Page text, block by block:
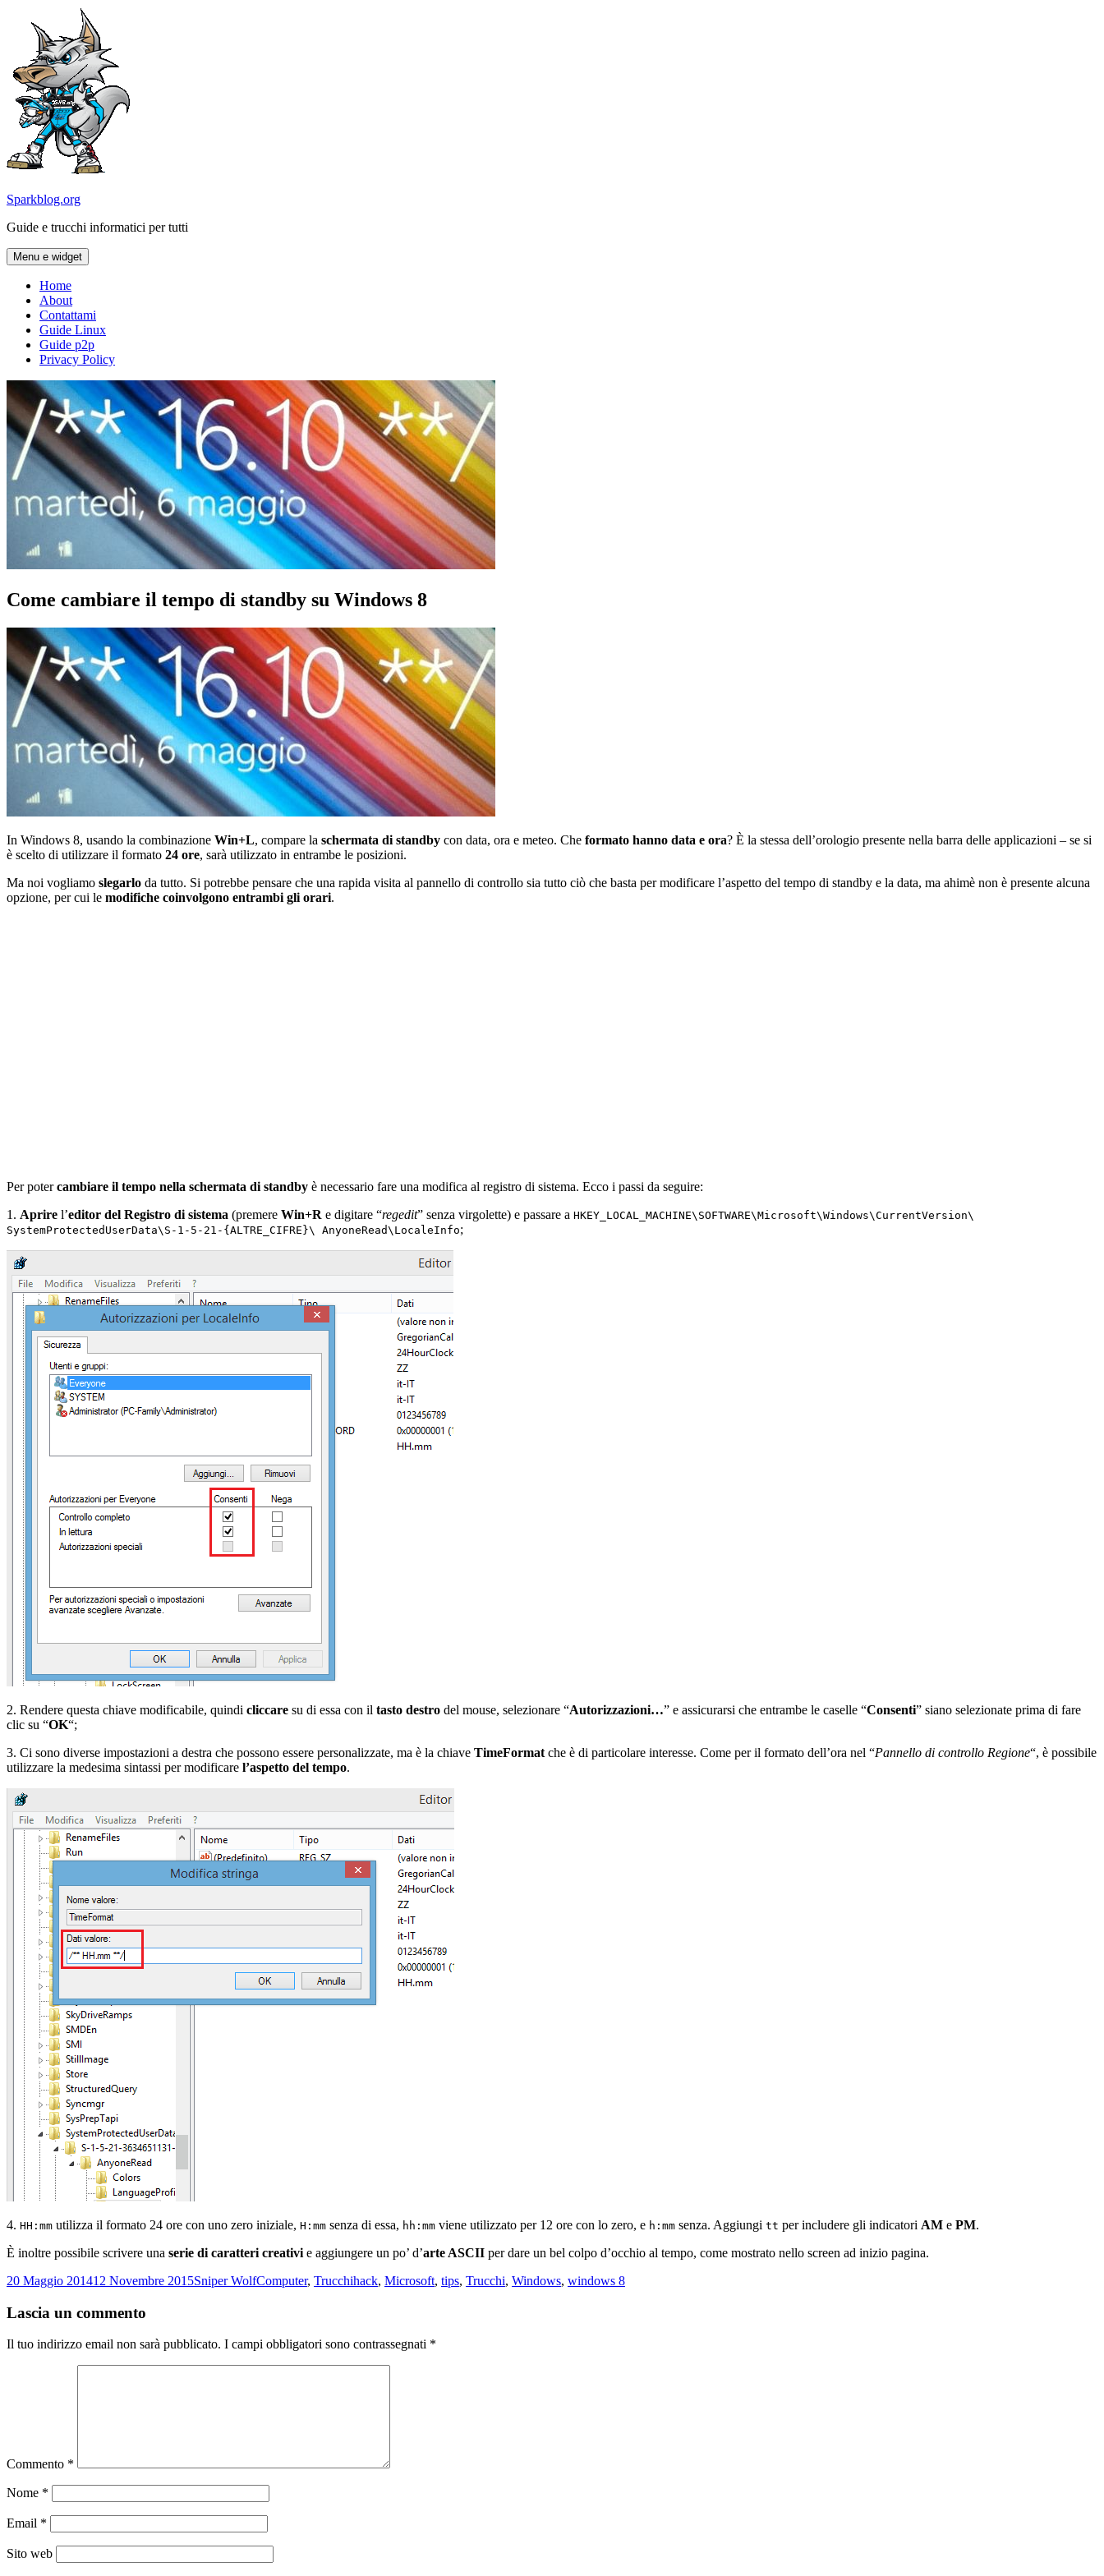
contenuto
Sparkblog.org
Guide e trucchi informatici per tutti
Menu e widget
Home
About
Contattami
Guide Linux
Guide p2p
Privacy Policy
Come cambiare il tempo di standby su Windows 8
In Windows 8, usando la combinazione Win+L, compare la schermata di standby con data, ora e meteo. Che formato hanno data e ora? È la stessa dell’orologio presente nella barra delle applicazioni – se si
è scelto di utilizzare il formato 24 ore, sarà utilizzato in entrambe le posizioni.
Ma noi vogliamo slegarlo da tutto. Si potrebbe pensare che una rapida visita al pannello di controllo sia tutto ciò che basta per modificare l’aspetto del tempo di standby e la data, ma ahimè non è presente alcuna
opzione, per cui le modifiche coinvolgono entrambi gli orari.
Per potercambiare il tempo nella schermata di standby è necessario fare una modifica al registro di sistema. Ecco i passi da seguire:
1. Aprire l’editor del Registro di sistema (premere Win+R e digitare “regedit” senza virgolette) e passare a HKEY_LOCAL_MACHINE\SOFTWARE\Microsoft\Windows\CurrentVersion\
SystemProtectedUserData\S-1-5-21-{ALTRE_CIFRE}\ AnyoneRead\LocaleInfo;
2. Rendere questa chiave modificabile, quindi cliccare su di essa con il tasto destro del mouse, selezionare “Autorizzazioni…” e assicurarsi che entrambe le caselle “Consenti” siano selezionate prima di fare
clic su “OK“;
3. Ci sono diverse impostazioni a destra che possono essere personalizzate, ma è la chiave TimeFormat che è di particolare interesse. Come per il formato dell’ora nel “Pannello di controllo Regione“, è possibile
utilizzare la medesima sintassi per modificare l’aspetto del tempo.
4. HH:mm utilizza il formato 24 ore con uno zero iniziale, H:mm senza di essa, hh:mm viene utilizzato per 12 ore con lo zero, e h:mm senza. Aggiungi tt per includere gli indicatori AM e PM.
È inoltre possibile scrivere una serie di caratteri creativi e aggiungere un po’ d’arte ASCII per dare un bel colpo d’occhio al tempo, come mostrato nello screen ad inizio pagina.
Scritto
20 Maggio 201412 Novembre 2015Autore
Sniper WolfCategorie
Computer, TrucchiTag
hack, Microsoft, tips, Trucchi, Windows, windows 8
Lascia un commento
Il tuo indirizzo email non sarà pubblicato. I campi obbligatori sono contrassegnati *
Commento *
Nome *
Email *
Sito web